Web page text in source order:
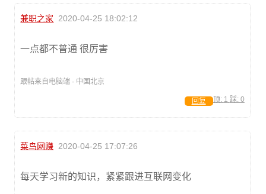
兼职之家 2020-04-25 18:02:12
一点都不普通 很厉害
跟帖来自电脑端 · 中国北京
顶: 1 踩: 0
回复
菜鸟网赚 2020-04-25 17:07:26
每天学习新的知识，紧紧跟进互联网变化